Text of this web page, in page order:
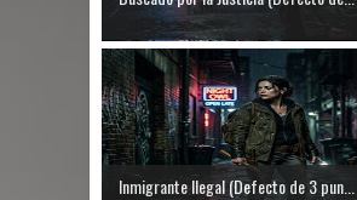
Inmigrante Ilegal (Defecto de 3 pun...